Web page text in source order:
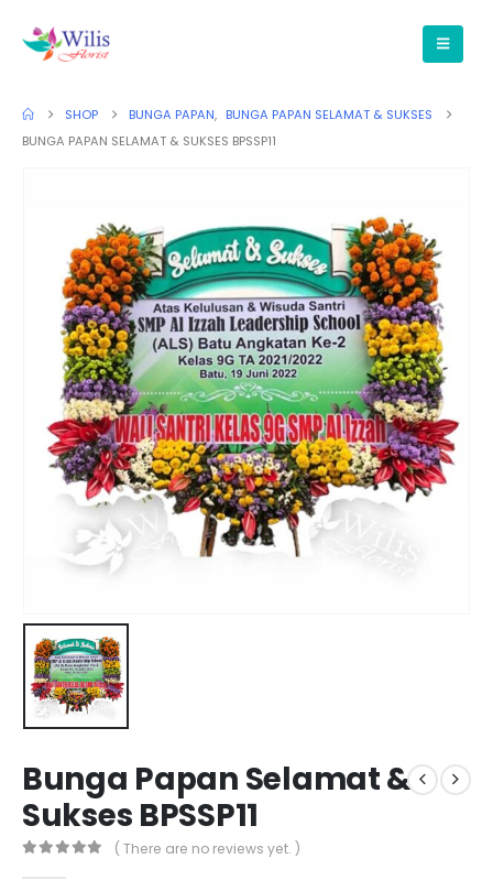
SHOP BUNGA PAPAN, BUNGA PAPAN SELAMAT & SUKSES
BUNGA PAPAN SELAMAT & SUKSES BPSSP11
Bunga Papan Selamat &
Sukses BPSSP11
( There are no reviews yet. )